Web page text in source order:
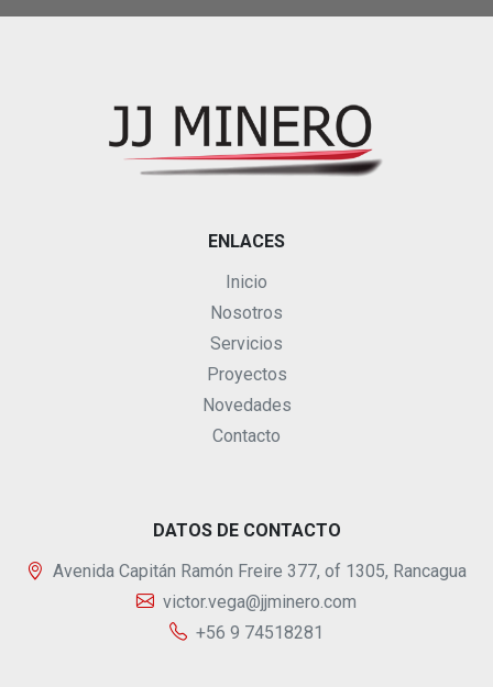
ENLACES
Inicio
Nosotros
Servicios
Proyectos
Novedades
Contacto
DATOS DE CONTACTO
Avenida Capitán Ramón Freire 377, of 1305, Rancagua
victor.vega@jjminero.com
+56 9 74518281